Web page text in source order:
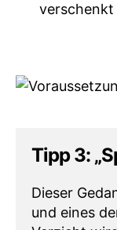
verschenkt
Tipp 3:
Dieser
und eines